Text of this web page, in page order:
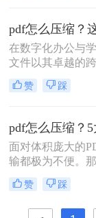
统响应、导致电
或严重影响网络
此，掌握高效、
对于提升个人与
重要。那么如何
本文将深入探讨
件到命令行技术
提供一个全面、
在数字化办公与
文件以其卓越的
的格式呈现，成
学习和交流中不
复杂排版的广泛
积也日益“臃肿”
百兆的PDF文件
储空间，更在通
讯工具传输或上
常缓慢且不便。
赞 踩
面对体积庞大的
输都极为不便。
本文将详解5种主
理到实操，助您
赞 踩